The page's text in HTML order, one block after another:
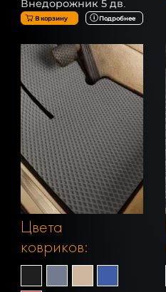
Внедорожник 5 дв.
В корзину Подробнее
Цвета
ковриков: